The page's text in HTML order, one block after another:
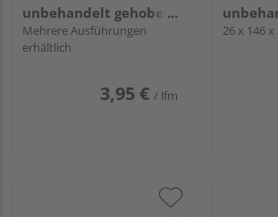
unbehandelt gehobelt
hobelfallend
Mehrere Ausführungen
erhältlich
3,95 € / lfm
u/s
26 x 146